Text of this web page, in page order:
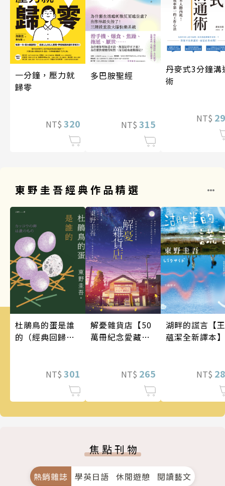
一分鐘，壓力就
歸零
NT$ 320
多巴胺聖經
NT$ 315
丹麥式3分鐘溝
術
NT$
東野圭吾經典作品精選
杜鵑鳥的蛋是誰
的（經典回歸
NT$ 301
解憂雜貨店【50
萬冊紀念愛藏
NT$ 265
湖畔的謊言【王
蘊潔全新譯本】
NT$
焦點刊物
熱銷雜誌 學英日語 休閒遊憩 閱讀藝文